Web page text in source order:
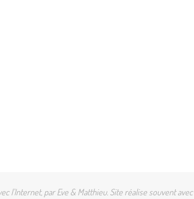
l'Internet, par Eve & Matthieu. Site réalise souvent